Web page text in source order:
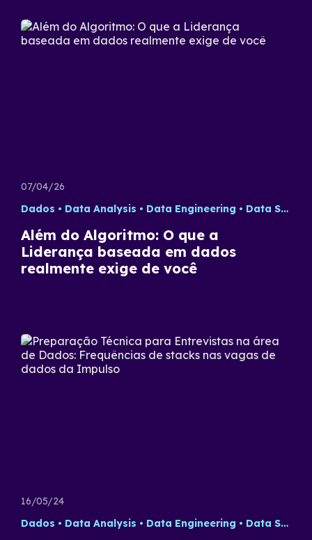
07/04/26
Dados
Data Analysis Data Engineering Data Science
Além do Algoritmo: O que a
Liderança baseada em dados
realmente exige de você
16/05/24
Dados
Data Analysis Data Engineering Data Science